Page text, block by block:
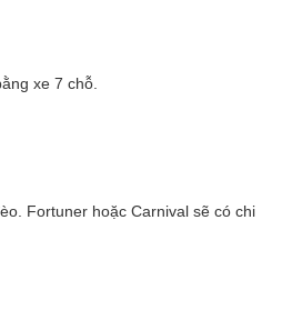
xe 7 chỗ.
Fortuner hoặc Carnival sẽ có chi